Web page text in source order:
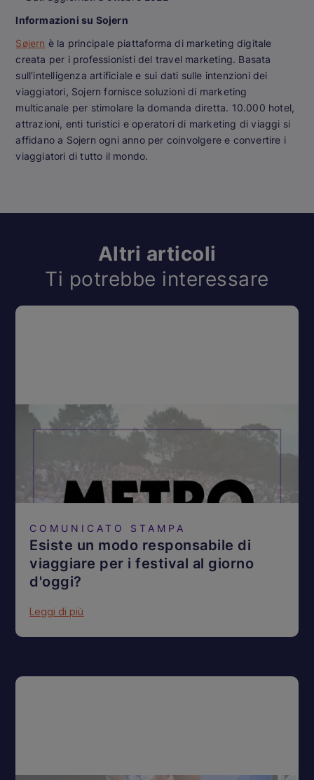
Informazioni su Sojern
Søjern è la principale piattaforma di marketing digitale
creata per i professionisti del travel marketing. Basata
sull'intelligenza artificiale e sui dati sulle intenzioni dei
viaggiatori, Sojern fornisce soluzioni di marketing
multicanale per stimolare la domanda diretta. 10.000 hotel,
attrazioni, enti turistici e operatori di marketing di viaggi si
affidano a Sojern ogni anno per coinvolgere e convertire i
viaggiatori di tutto il mondo.
Altri articoli
Ti potrebbe interessare
COMUNICATO STAMPA
Esiste un modo responsabile di
viaggiare per i festival al giorno
d'oggi?
Leggi di più